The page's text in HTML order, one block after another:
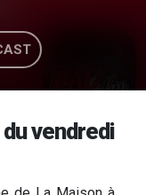
vendredi